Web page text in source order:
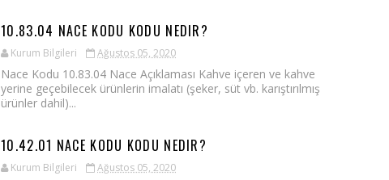
10.83.04 NACE KODU KODU NEDIR?
Kurum Bilgileri Ağustos 05, 2020
Nace Kodu 10.83.04 Nace Açıklaması Kahve içeren ve kahve
yerine geçebilecek ürünlerin imalatı (şeker, süt vb. karıştırılmış
ürünler dahil)...
10.42.01 NACE KODU KODU NEDIR?
Kurum Bilgileri Ağustos 05, 2020